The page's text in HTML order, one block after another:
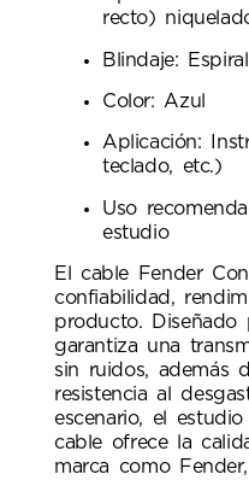
recto)
Blindaje:
Color: Azul
Aplicación:
teclado, etc.)
Uso
estudio
El cable Fender
confiabilidad,
producto. Diseñado
garantiza una
sin ruidos, además
resistencia al
escenario, el
cable ofrece la
marca como